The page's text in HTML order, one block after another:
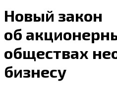
Новый закон
об
обществах
бизнесу